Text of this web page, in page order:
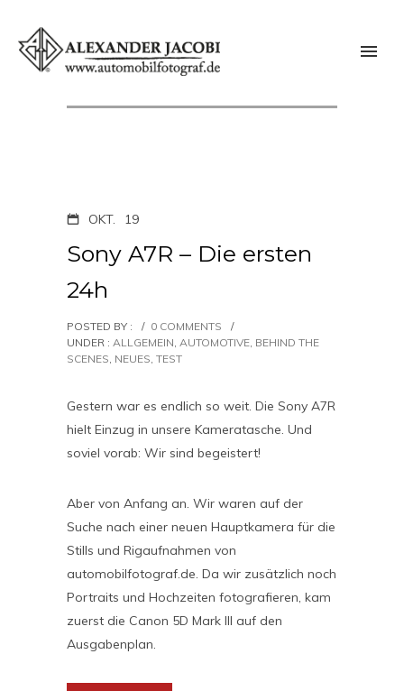
OKT. 19
Sony A7R – Die ersten
24h
POSTED BY : / 0 COMMENTS
/
UNDER : ALLGEMEIN, AUTOMOTIVE, BEHIND THE
SCENES, NEUES, TEST
Gestern war es endlich so weit. Die Sony A7R
hielt Einzug in unsere Kameratasche. Und
soviel vorab: Wir sind begeistert!
Aber von Anfang an. Wir waren auf der
Suche nach einer neuen Hauptkamera für die
Stills und Rigaufnahmen von
automobilfotograf.de. Da wir zusätzlich noch
Portraits und Hochzeiten fotografieren, kam
zuerst die Canon 5D Mark III auf den
Ausgabenplan.